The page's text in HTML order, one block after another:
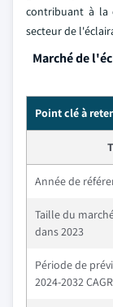
contribuant à la
secteur de
Marché de
Point clé à
Année de
Taille du
dans 2023
Période de
2024-2032 CAGR